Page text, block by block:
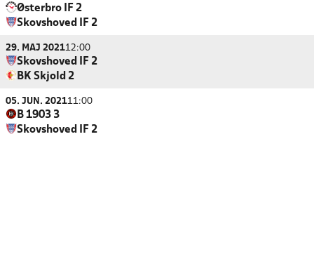
Østerbro IF 2
Skovshoved IF 2
29. MAJ 202112:00
Skovshoved IF 2
BK Skjold 2
05. JUN. 202111:00
B 1903 3
Skovshoved IF 2